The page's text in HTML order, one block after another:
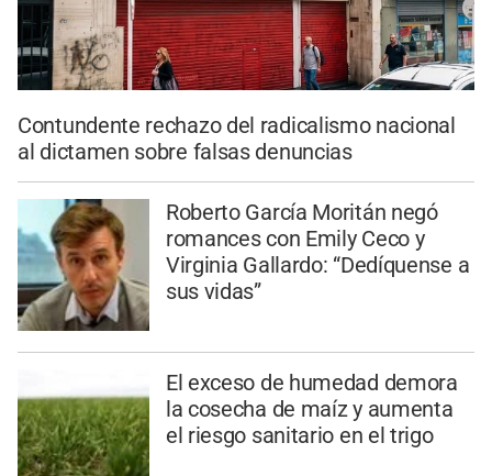
Contundente rechazo del radicalismo nacional
al dictamen sobre falsas denuncias
Roberto García Moritán negó
romances con Emily Ceco y
Virginia Gallardo: “Dedíquense a
sus vidas”
El exceso de humedad demora
la cosecha de maíz y aumenta
el riesgo sanitario en el trigo